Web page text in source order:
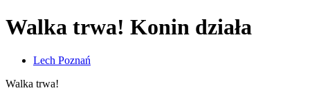
Walka trwa! Konin działa
Lech Poznań
Walka trwa!